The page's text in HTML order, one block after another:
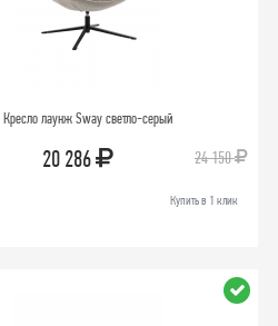
Кресло лаунж Sway светло-серый
20 286 24 150
Купить в 1 клик